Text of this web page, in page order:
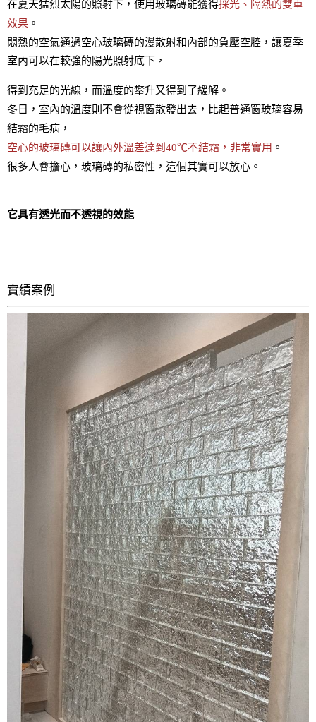
在夏天猛烈太陽的照射下，使用玻璃磚能獲得採光、隔熱的雙重
效果 。
悶熱的空氣通過空心玻璃磚的漫散射和內部的負壓空腔，讓夏季
室內可以在較強的陽光照射底下，
得到充足的光線，而溫度的攀升又得到了緩解。
冬日，室內的溫度則不會從視窗散發出去，比起普通窗玻璃容易
結霜的毛病，
空心的玻璃磚可以讓內外溫差達到40℃不結霜，非常實用 。
很多人會擔心，玻璃磚的私密性，這個其實可以放心。
它具有透光而不透視的效能
實績案例